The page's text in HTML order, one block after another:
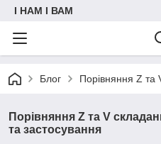
I НАМ I ВАМ
Блог Порівняння Z та
Порівняння Z та V
та застосування